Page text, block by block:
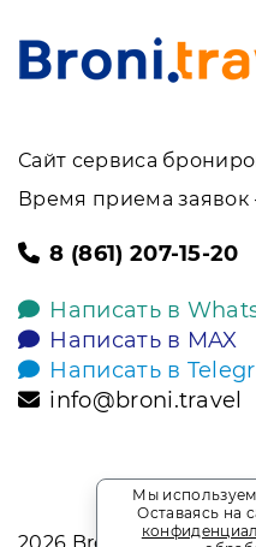
Сайт сервиса
Время приема заявок
8 (861) 207-15-20
Написать в
Написать в MAX
Написать в
info@broni.travel
Мы
Оставаясь на